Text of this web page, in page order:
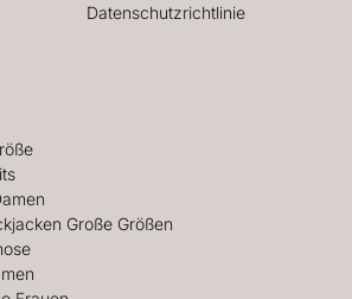
Datenschutzrichtlinie
Große Größen